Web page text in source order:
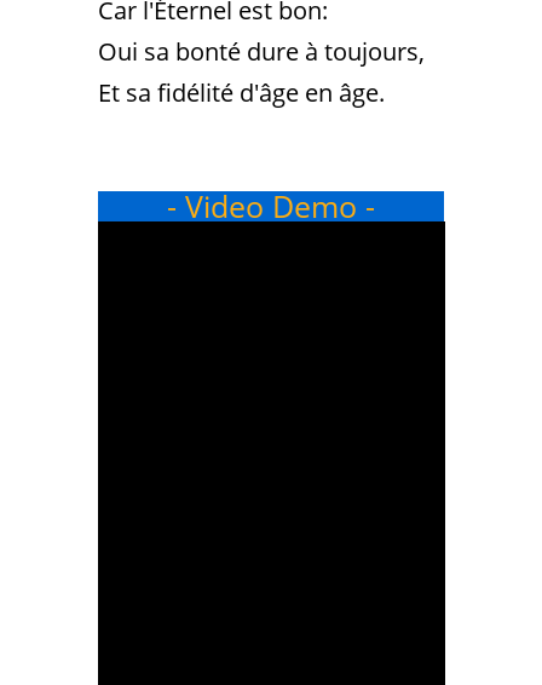
Car l'Éternel est bon:
Oui sa bonté dure à toujours,
Et sa fidélité d'âge en âge.
- Video Demo -